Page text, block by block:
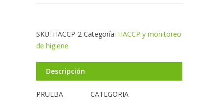
SKU: HACCP-2 Categoría: HACCP y monitoreo
de higiene
Descripción
PRUEBA CATEGORIA